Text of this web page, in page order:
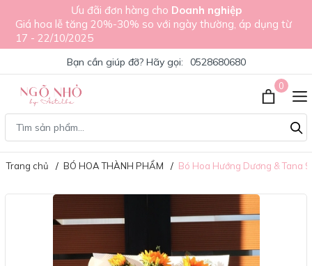
Ưu đãi đơn hàng cho Doanh nghiệp
Giá hoa lễ tăng 20%-30% so với ngày thường, áp dụng từ
17 - 22/10/2025
Bạn cần giúp đỡ? Hãy gọi: 0528680680
0
Trang chủ BÓ HOA THÀNH PHẨM Bó Hoa Hướng Dương & Tana